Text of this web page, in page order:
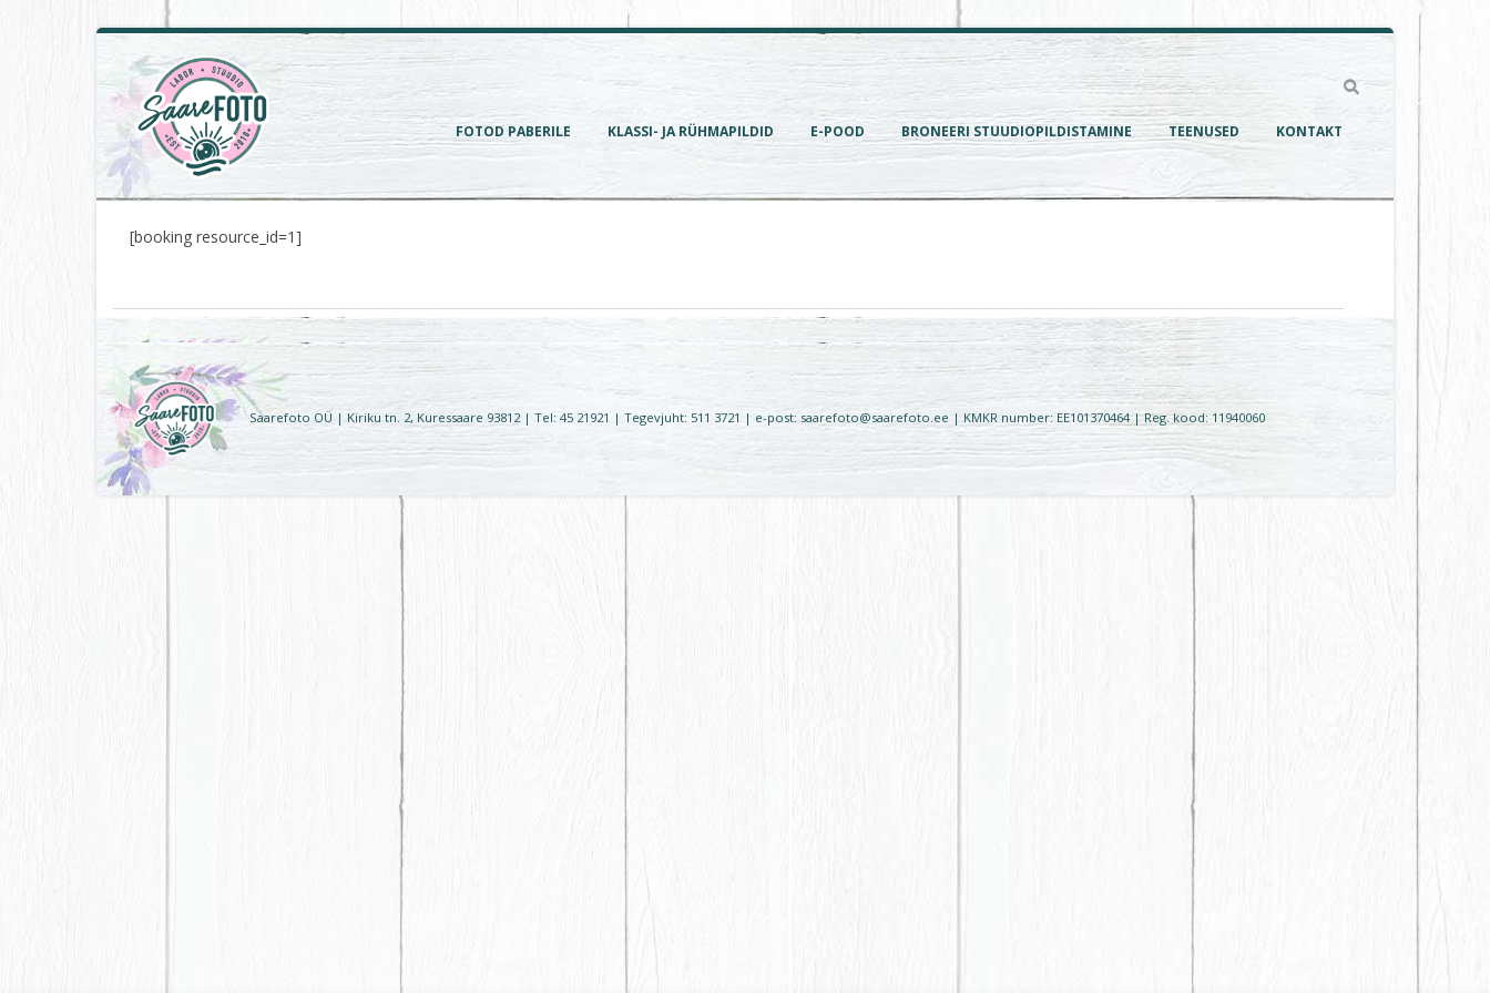
FOTOD PABERILE KLASSI- JA RÜHMAPILDID E-POOD BRONEERI STUUDIOPILDISTAMINE TEENUSED KONTAKT
[booking resource_id=1]
Saarefoto OÜ | Kiriku tn. 2, Kuressaare 93812 | Tel: 45 21921 | Tegevjuht: 511 3721 | e-post: saarefoto@saarefoto.ee | KMKR number: EE101370464 | Reg. kood: 11940060